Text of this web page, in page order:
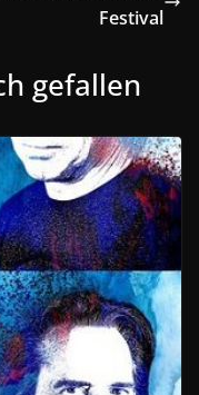
Festival
gefallen